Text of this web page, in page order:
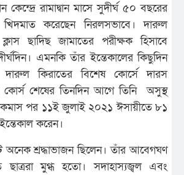
কেন্দ্রে রামাদ্বান মাসে সুদীর্ঘ ৫০ বছরের
করেছেন নিরলসভাবে। দারুল
ছাদিছ জামাতের পরীক্ষক হিসাবে
এমনকি তাঁর ইন্তেকালের কিছুদিন
কিরাতের বিশেষ কোর্সে দারস
কোর্স শেষের তিনদিন আগে তিনি অসুস্থ
পর ১১ই জুলাই ২০২১ ঈসায়ীতে ৮১
করেন।
অনেক শ্রদ্ধাভাজন ছিলেন। তাঁর আবেগঘণ
ছাত্ররা মুগ্ধ হতো। সদাহাস্যজ্বল এবং